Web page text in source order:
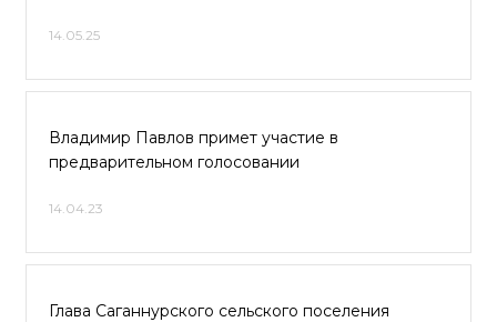
14.05.25
Владимир Павлов примет участие в
предварительном голосовании
14.04.23
Глава Саганнурского сельского поселения